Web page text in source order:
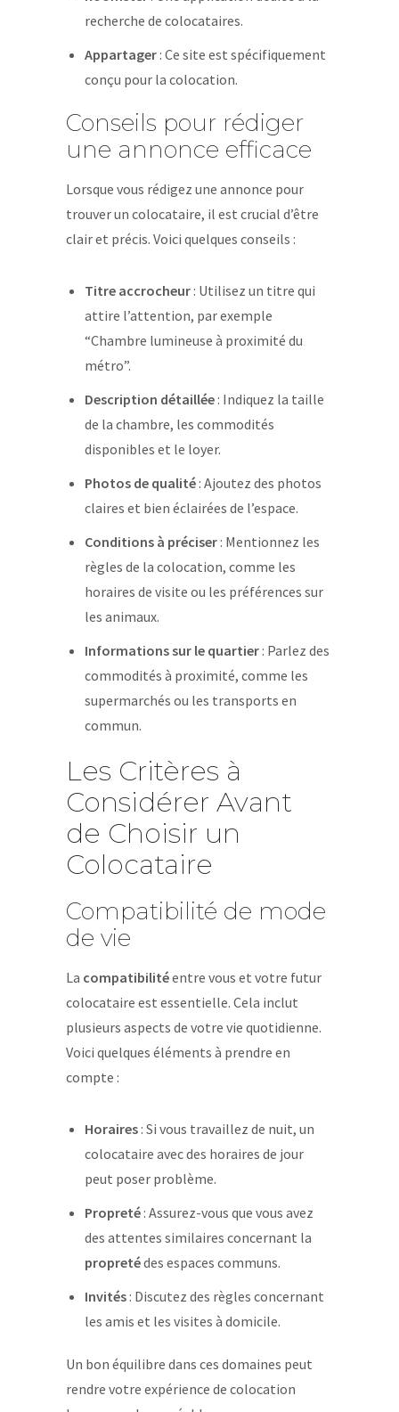
recherche de colocataires.
Appartager: Ce site est spécifiquement
conçu pour la colocation.
Conseils pour rédiger
une annonce efficace
Lorsque vous rédigez une annonce pour
trouver un colocataire, il est crucial d’être
clair et précis. Voici quelques conseils :
Titre accrocheur: Utilisez un titre qui
attire l’attention, par exemple
“Chambre lumineuse à proximité du
métro”.
Description détaillée: Indiquez la taille
de la chambre, les commodités
disponibles et le loyer.
Photos de qualité: Ajoutez des photos
claires et bien éclairées de l’espace.
Conditions à préciser: Mentionnez les
règles de la colocation, comme les
horaires de visite ou les préférences sur
les animaux.
Informations sur le quartier: Parlez des
commodités à proximité, comme les
supermarchés ou les transports en
commun.
Les Critères à
Considérer Avant
de Choisir un
Colocataire
Compatibilité de mode
de vie
La compatibilitéentre vous et votre futur
colocataire est essentielle. Cela inclut
plusieurs aspects de votre vie quotidienne.
Voici quelques éléments à prendre en
compte :
Horaires: Si vous travaillez de nuit, un
colocataire avec des horaires de jour
peut poser problème.
Propreté: Assurez-vous que vous avez
des attentes similaires concernant la
propretédes espaces communs.
Invités: Discutez des règles concernant
les amis et les visites à domicile.
Un bon équilibre dans ces domaines peut
rendre votre expérience de colocation